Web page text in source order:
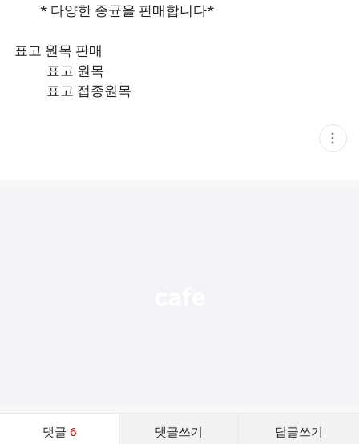
* 다양한 종균을 판매합니다*
표고 원목 판매
표고 원목
표고 접종원목
현
재
댓글 6 댓글쓰기 답글쓰기